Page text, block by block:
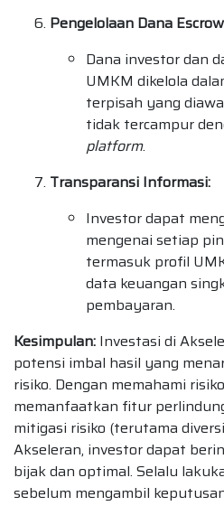
Pengelolaan Dana
Dana investor dan
UMKM dikelola
terpisah yang
tidak tercampur
platform.
Transparansi Informasi:
Investor dapat
mengenai setiap
termasuk profil
data keuangan
pembayaran.
Kesimpulan: Investasi di
potensi imbal hasil yang
risiko. Dengan memahami
memanfaatkan fitur
mitigasi risiko (terutama
Akseleran, investor dapat
bijak dan optimal. Selalu
sebelum mengambil